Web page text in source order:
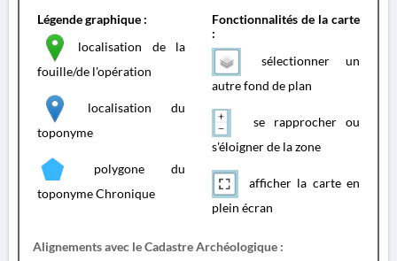
Légende graphique :
localisation de la
fouille/de l'opération
localisation du
toponyme
polygone du
toponyme Chronique
Fonctionnalités de la carte
:
sélectionner un
autre fond de plan
se rapprocher ou
s'éloigner de la zone
afficher la carte en
plein écran
Alignements avec le Cadastre Archéologique :